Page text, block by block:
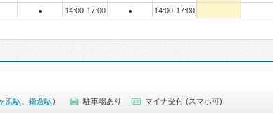
● 14:00-17:00 ● 14:00-17:00
浜駅 鎌倉駅 ） 駐車場あり マイナ受付 (スマホ可)